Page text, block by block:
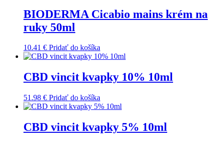
BIODERMA Cicabio mains krém na
ruky 50ml
10.41 € Pridať do košíka
CBD vincit kvapky 10% 10ml
51.98 € Pridať do košíka
CBD vincit kvapky 5% 10ml